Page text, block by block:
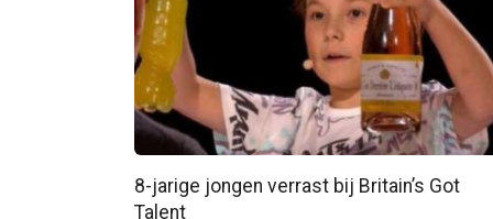
8-jarige jongen verrast bij Britain’s Got
Talent